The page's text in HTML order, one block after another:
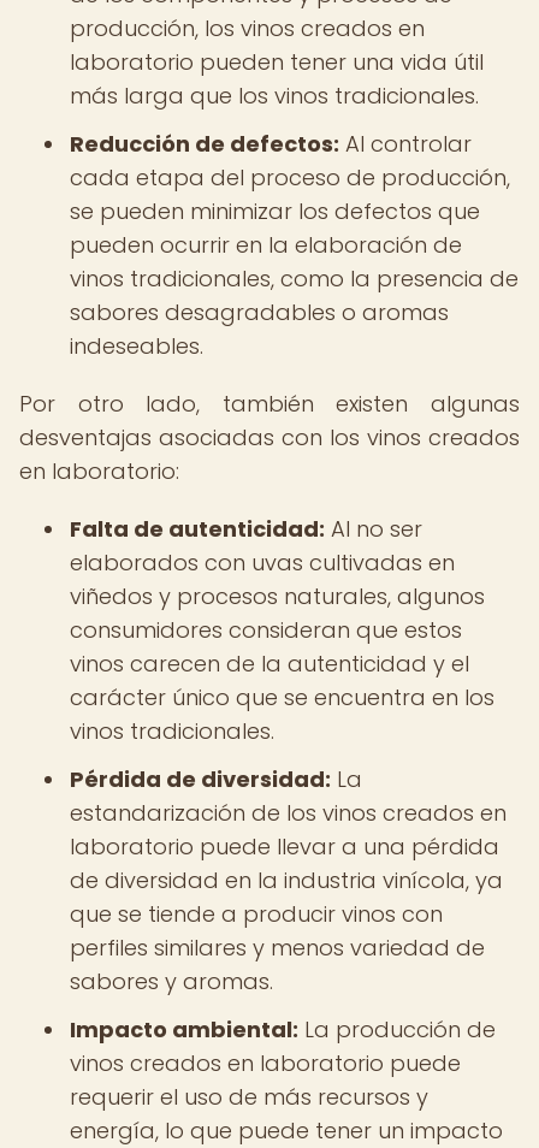
producción, los vinos creados en
laboratorio pueden tener una vida útil
más larga que los vinos tradicionales.
Reducción de defectos: Al controlar
cada etapa del proceso de producción,
se pueden minimizar los defectos que
pueden ocurrir en la elaboración de
vinos tradicionales, como la presencia de
sabores desagradables o aromas
indeseables.
Por otro lado, también existen algunas
desventajas asociadas con los vinos creados
en laboratorio:
Falta de autenticidad: Al no ser
elaborados con uvas cultivadas en
viñedos y procesos naturales, algunos
consumidores consideran que estos
vinos carecen de la autenticidad y el
carácter único que se encuentra en los
vinos tradicionales.
Pérdida de diversidad: La
estandarización de los vinos creados en
laboratorio puede llevar a una pérdida
de diversidad en la industria vinícola, ya
que se tiende a producir vinos con
perfiles similares y menos variedad de
sabores y aromas.
Impacto ambiental: La producción de
vinos creados en laboratorio puede
requerir el uso de más recursos y
energía, lo que puede tener un impacto